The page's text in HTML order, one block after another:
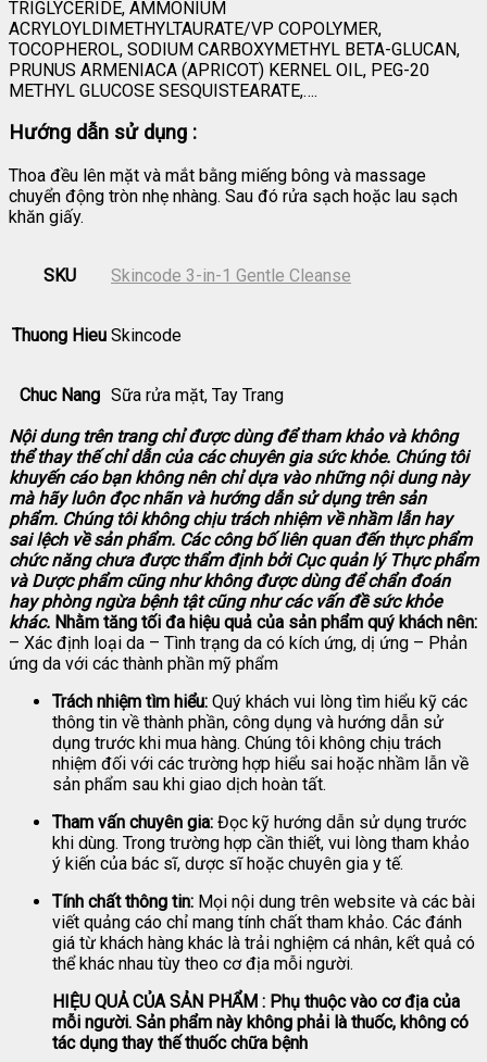
TRIGLYCERIDE, AMMONIUM
ACRYLOYLDIMETHYLTAURATE/VP COPOLYMER,
TOCOPHEROL, SODIUM CARBOXYMETHYL BETA-GLUCAN,
PRUNUS ARMENIACA (APRICOT) KERNEL OIL, PEG-20
METHYL GLUCOSE SESQUISTEARATE,….
Hướng dẫn sử dụng :
Thoa đều lên mặt và mắt bằng miếng bông và massage
chuyển động tròn nhẹ nhàng. Sau đó rửa sạch hoặc lau sạch
khăn giấy.
SKU Skincode 3-in-1 Gentle Cleanse
Thuong Hieu Skincode
Chuc Nang Sữa rửa mặt, Tay Trang
Nội dung trên trang chỉ được dùng để tham khảo và không
thể thay thế chỉ dẫn của các chuyên gia sức khỏe. Chúng tôi
khuyến cáo bạn không nên chỉ dựa vào những nội dung này
mà hãy luôn đọc nhãn và hướng dẫn sử dụng trên sản
phẩm. Chúng tôi không chịu trách nhiệm về nhầm lẫn hay
sai lệch về sản phẩm. Các công bố liên quan đến thực phẩm
chức năng chưa được thẩm định bởi Cục quản lý Thực phẩm
và Dược phẩm cũng như không được dùng để chẩn đoán
hay phòng ngừa bệnh tật cũng như các vấn đề sức khỏe
khác. Nhằm tăng tối đa hiệu quả của sản phẩm quý khách nên:
– Xác định loại da – Tình trạng da có kích ứng, dị ứng – Phản
ứng da với các thành phần mỹ phẩm
Trách nhiệm tìm hiểu: Quý khách vui lòng tìm hiểu kỹ các
thông tin về thành phần, công dụng và hướng dẫn sử
dụng trước khi mua hàng. Chúng tôi không chịu trách
nhiệm đối với các trường hợp hiểu sai hoặc nhầm lẫn về
sản phẩm sau khi giao dịch hoàn tất.
Tham vấn chuyên gia: Đọc kỹ hướng dẫn sử dụng trước
khi dùng. Trong trường hợp cần thiết, vui lòng tham khảo
ý kiến của bác sĩ, dược sĩ hoặc chuyên gia y tế.
Tính chất thông tin: Mọi nội dung trên website và các bài
viết quảng cáo chỉ mang tính chất tham khảo. Các đánh
giá từ khách hàng khác là trải nghiệm cá nhân, kết quả có
thể khác nhau tùy theo cơ địa mỗi người.
HIỆU QUẢ CỦA SẢN PHẨM : Phụ thuộc vào cơ địa của
mỗi người. Sản phẩm này không phải là thuốc, không có
tác dụng thay thế thuốc chữa bệnh